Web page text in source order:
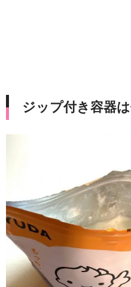
ジップ付き容器